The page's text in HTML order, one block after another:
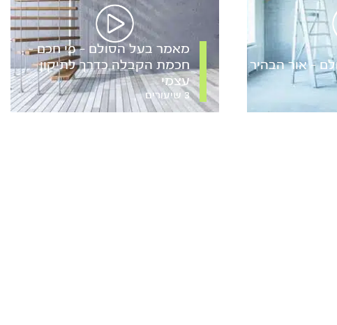
– אור הבהיר
מאמר בעל הסולם – פי חכם –
חכמת הקבלה כדרך לתיקון
עצמי
3 שיעורים